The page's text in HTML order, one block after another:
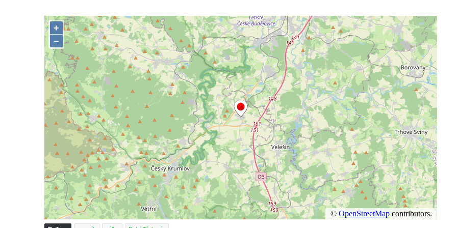
nad Vltavou
Pomník vojákům Rudé armády na hřbitově
v Lužci nad Vltavou
Pomník Ladislava Sedláčka a Karla Pelce u
silnice severně od Lužce nad Vltavou
Kenotaf Alfeda Harnische na hřbitově v
Hrobčicích
Pomník obětem válek v Hrobčicích
Pomník obětem válek v Mirošovicích
Hrob vojáků Rudé armády na hřbitově v
Račicích
Hrob Jiřího Dovhomilji na hřbitově v
Račicích
Hrob Antonína Medáčka na hřbitově v